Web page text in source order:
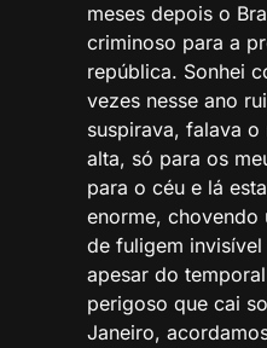
meses depois o
criminoso para a
república. Sonhei
vezes nesse ano
suspirava, falava
alta, só para os
para o céu e lá
enorme, chovendo
de fuligem
apesar do
perigoso que cai
Janeiro,